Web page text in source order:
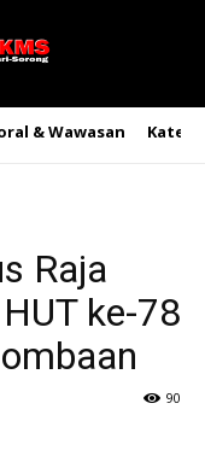
& Wawasan
Raja
ke-78
90